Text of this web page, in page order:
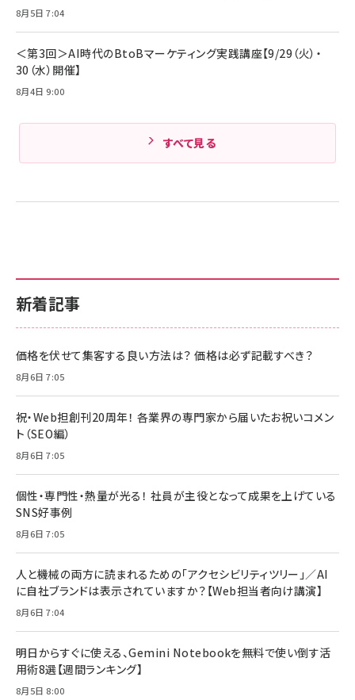
新着記事
価格を伏せて集客する良い方法は？ 価格は必ず記載すべき？
8月6日 7:05
祝・Web担創刊20周年！ 各業界の専門家から届いたお祝いコメン
ト（SEO編）
8月6日 7:05
個性・専門性・熱量が光る！ 社員が主役となって成果を上げている
SNS好事例
8月6日 7:05
人と機械の両方に読まれるための「アクセシビリティツリー」／AI
に自社ブランドは表示されていますか？【Web担当者向け講演】
8月6日 7:04
明日からすぐに使える、Gemini Notebookを無料で使い倒す活
用術8選【週間ランキング】
8月5日 8:00
8月5日 7:04
＜第3回＞AI時代のBtoBマーケティング実践講座【9/29（火）・
30（水）開催】
8月4日 9:00
すべて見る